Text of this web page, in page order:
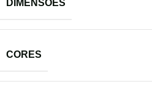
DIMENSÕES
CORES